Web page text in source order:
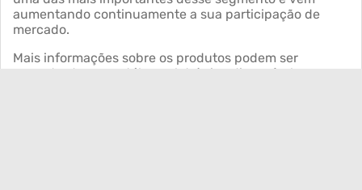
aumentando continuamente a sua participação de
mercado.
Mais informações sobre os produtos podem ser
encontradas no catálogo eletrônico disponível para